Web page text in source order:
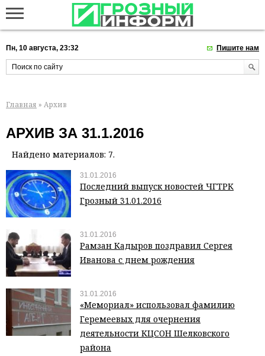
Пн, 10 августа, 23:32 Пишите нам
Главная » Архив
АРХИВ ЗА 31.1.2016
Найдено материалов: 7.
31.01.2016
Последний выпуск новостей ЧГТРК
Грозный 31.01.2016
31.01.2016
Рамзан Кадыров поздравил Сергея
Иванова с днем рождения
31.01.2016
«Мемориал» использовал фамилию
Геремеевых для очернения
деятельности КЦСОН Шелковского
района